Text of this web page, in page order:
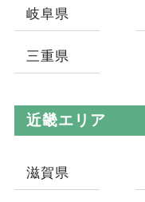
岐阜県
三重県
近畿エリア
滋賀県